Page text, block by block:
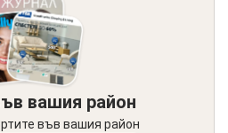
вашия район
във вашия район